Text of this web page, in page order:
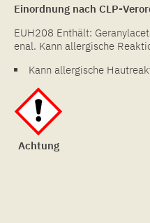
Einordnung nach CLP-
EUH208 Enthält:
enal. Kann allergische
Kann allergische
Achtung